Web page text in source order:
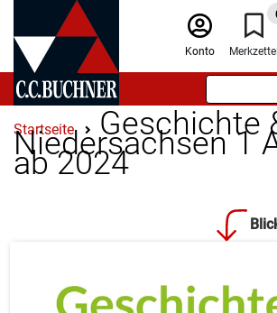
Konto Merkzettel
Startseite Geschichte
Niedersachsen 1
ab 2024